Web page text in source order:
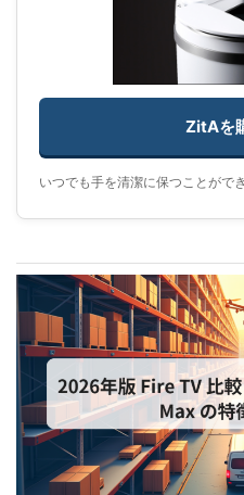
ZitAを
いつでも手を清潔に保つことができ